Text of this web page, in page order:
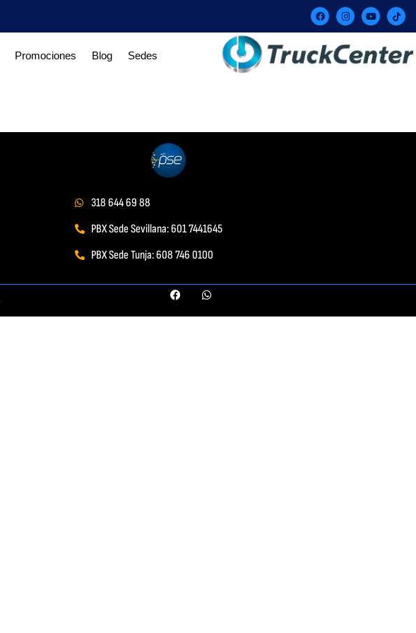
Promociones Blog Sedes
318 644 69 88
PBX Sede Sevillana: 601 7441645
PBX Sede Tunja: 608 746 0100